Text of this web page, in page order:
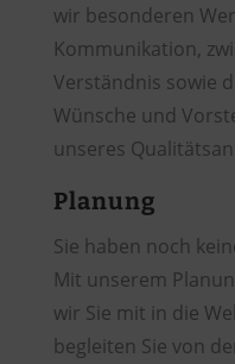
wir besonderen
Kommunikation,
Verständnis sowie
Wünsche und
unseres
Planung
Sie haben noch
Mit unserem
wir Sie mit in die
begleiten Sie von